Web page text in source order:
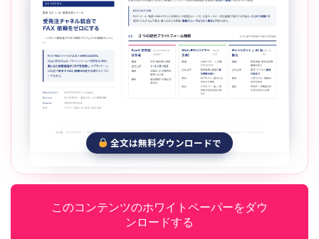
全文は無料ダウンロードで
このコンテンツのホワイトペーパーをダウ
ンロードする